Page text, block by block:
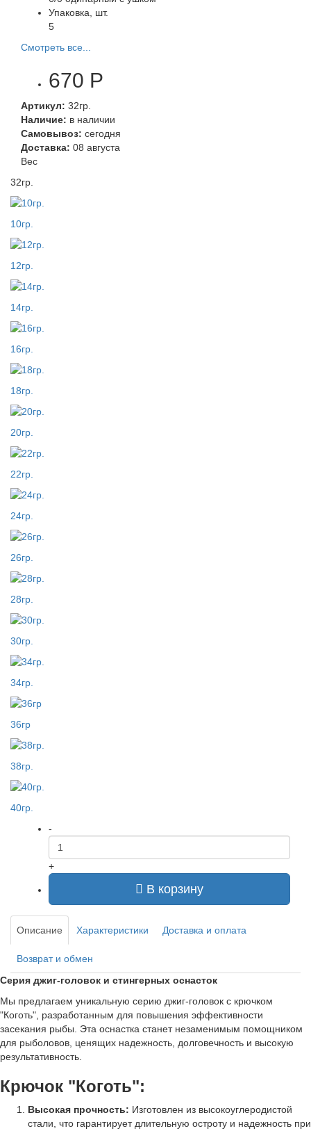
Упаковка, шт.
5
Смотреть все...
670 Р
Артикул: 32гр.
Наличие: в наличии
Самовывоз: сегодня
Доставка: 08 августа
Вес
32гр.
10гр.
12гр.
14гр.
16гр.
18гр.
20гр.
22гр.
24гр.
26гр.
28гр.
30гр.
34гр.
36гр
38гр.
40гр.
-
+
В корзину
Описание Характеристики Доставка и оплата
Возврат и обмен
Серия джиг-головок и стингерных оснасток
Мы предлагаем уникальную серию джиг-головок с крючком
"Коготь", разработанным для повышения эффективности
засекания рыбы. Эта оснастка станет незаменимым помощником
для рыболовов, ценящих надежность, долговечность и высокую
результативность.
Крючок "Коготь":
Высокая прочность: Изготовлен из высокоуглеродистой
стали, что гарантирует длительную остроту и надежность при